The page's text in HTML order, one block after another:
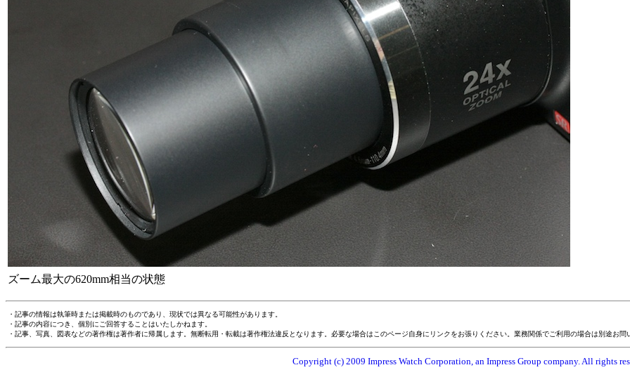
ズーム最大の620mm相当の状態
・記事の情報は執筆時または掲載時のものであり、現状では異なる可能性があります。
・記事の内容につき、個別にご回答することはいたしかねます。
・記事、写真、図表などの著作権は著作者に帰属します。無断転用・転載は著作権法違反となります。必要な場合はこのページ自身にリンクをお張りください。業務関係でご利用の場合は別途お問
Copyright (c) 2009 Impress Watch Corporation, an Impress Group company. All rights